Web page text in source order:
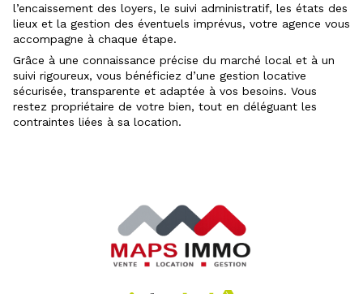
l’encaissement des loyers, le suivi administratif, les états des
lieux et la gestion des éventuels imprévus, votre agence vous
accompagne à chaque étape.
Grâce à une connaissance précise du marché local et à un
suivi rigoureux, vous bénéficiez d’une gestion locative
sécurisée, transparente et adaptée à vos besoins. Vous
restez propriétaire de votre bien, tout en déléguant les
contraintes liées à sa location.